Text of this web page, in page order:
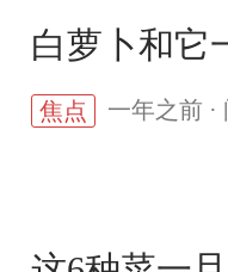
白萝卜和它
焦点 一年之前 ·